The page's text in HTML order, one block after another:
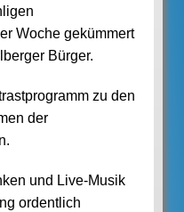
Woche gekümmert
Bürger.
zu den
der
und Live-Musik
ordentlich